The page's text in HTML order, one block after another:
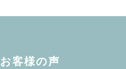
お客様の声